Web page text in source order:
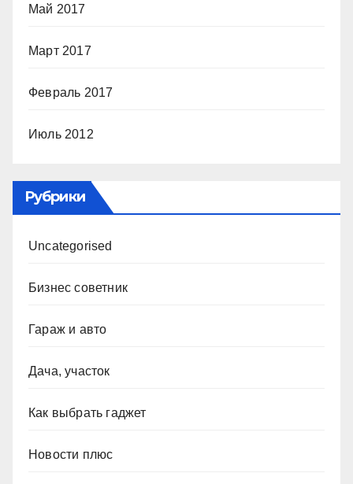
Май 2017
Март 2017
Февраль 2017
Июль 2012
Рубрики
Uncategorised
Бизнес советник
Гараж и авто
Дача, участок
Как выбрать гаджет
Новости плюс